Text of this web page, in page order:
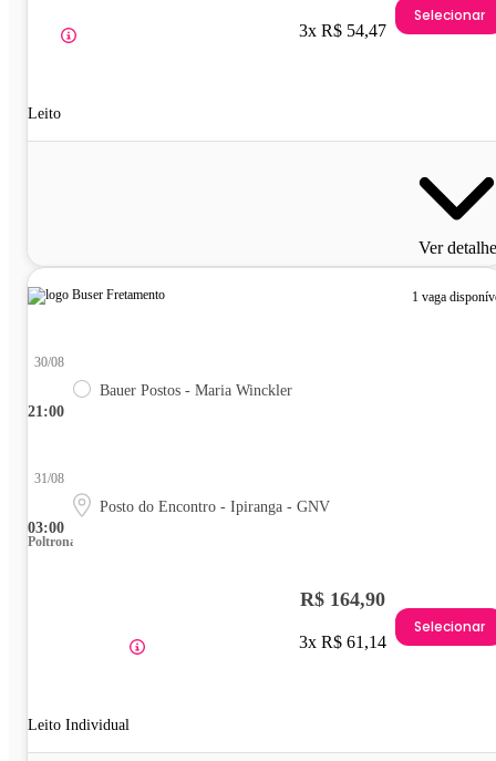
Leito
3x R$ 54,47
Selecionar
Ver
1 vaga
21:00
30/08
Bauer Postos - Maria Winckler
03:00
31/08
Posto do Encontro - Ipiranga - GNV
Poltrona
Leito Individual
R$ 164,90
3x R$ 61,14
Selecionar